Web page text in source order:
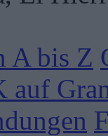
A bis Z
auf